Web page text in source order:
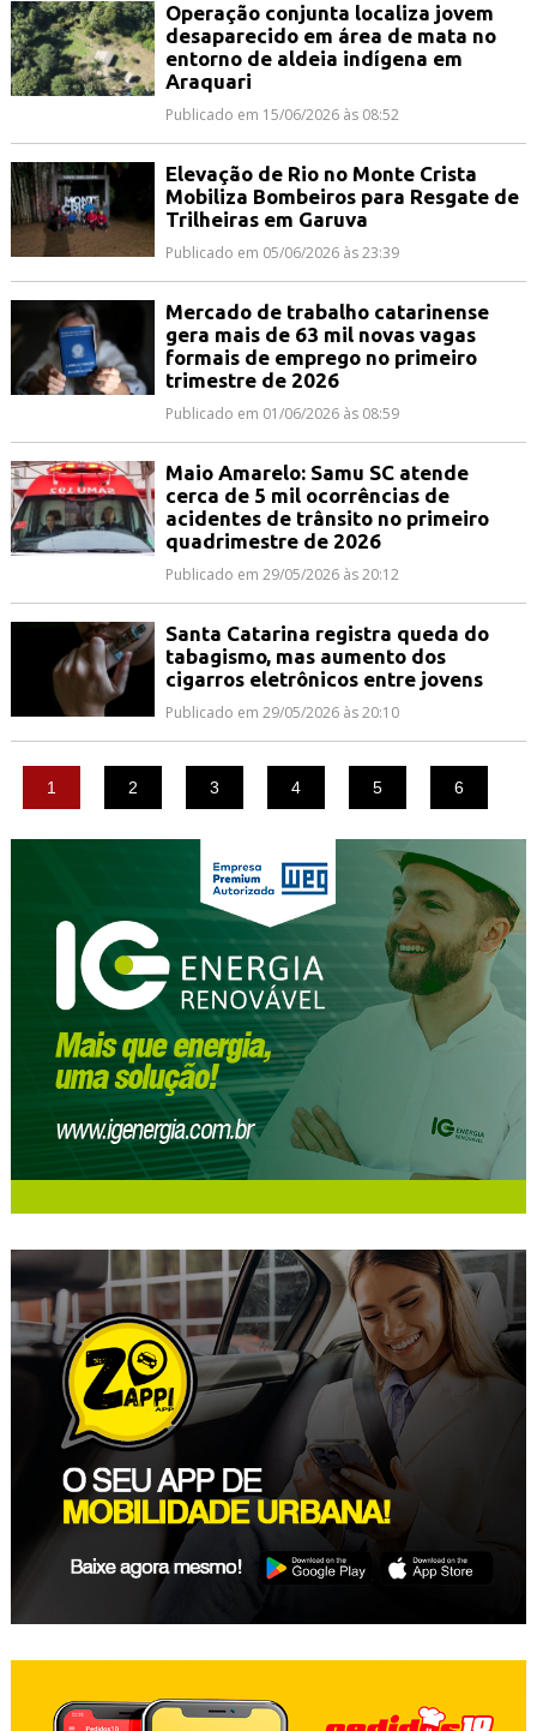
Operação conjunta localiza jovem
desaparecido em área de mata no
entorno de aldeia indígena em
Araquari
Publicado em 15/06/2026 às 08:52
Elevação de Rio no Monte Crista
Mobiliza Bombeiros para Resgate de
Trilheiras em Garuva
Publicado em 05/06/2026 às 23:39
Mercado de trabalho catarinense
gera mais de 63 mil novas vagas
formais de emprego no primeiro
trimestre de 2026
Publicado em 01/06/2026 às 08:59
Maio Amarelo: Samu SC atende
cerca de 5 mil ocorrências de
acidentes de trânsito no primeiro
quadrimestre de 2026
Publicado em 29/05/2026 às 20:12
Santa Catarina registra queda do
tabagismo, mas aumento dos
cigarros eletrônicos entre jovens
Publicado em 29/05/2026 às 20:10
1 2 3 4 5 6